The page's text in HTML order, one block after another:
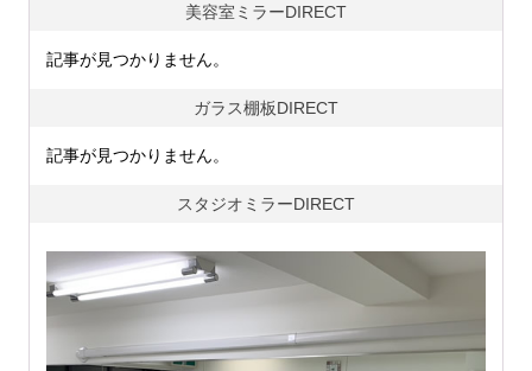
美容室ミラーDIRECT
記事が見つかりません。
ガラス棚板DIRECT
記事が見つかりません。
スタジオミラーDIRECT